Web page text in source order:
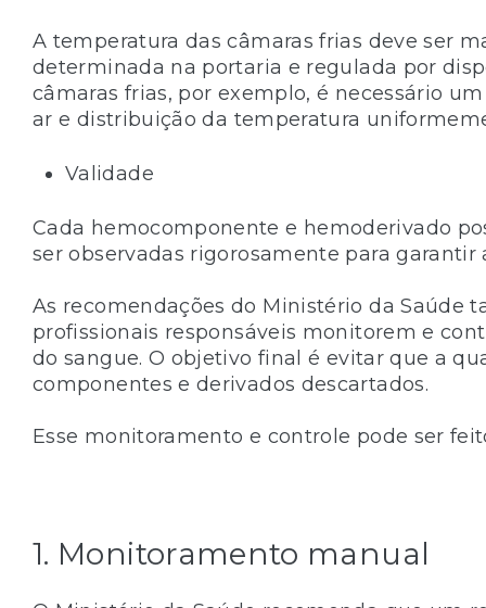
A temperatura das câmaras frias deve ser
determinada na portaria e regulada por
câmaras frias, por exemplo, é necessário
ar e distribuição da temperatura
Validade
Cada hemocomponente e hemoderivado
ser observadas rigorosamente para
As recomendações do Ministério da Saúde
profissionais responsáveis monitorem e
do sangue. O objetivo final é evitar que a
componentes e derivados descartados.
Esse monitoramento e controle pode ser
1. Monitoramento manual